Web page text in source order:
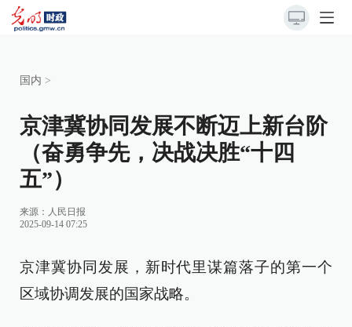
国内 >
京津冀协同发展不断迈上新台阶
（奋勇争先，决战决胜“十四
五”）
来源： 人民日报
2025-09-14 07:25
京津冀协同发展，新时代里谋篇落子的第一个
区域协调发展的国家战略。